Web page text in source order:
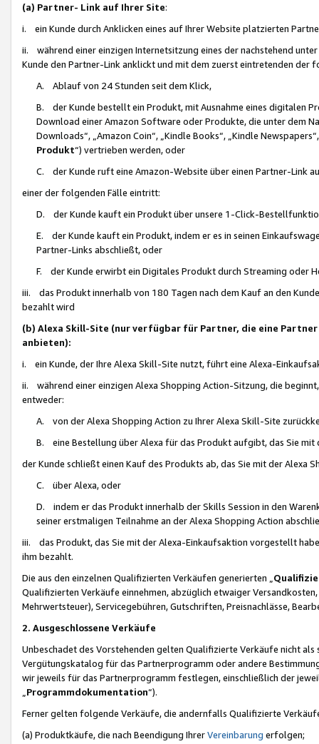
(a) Partner- Link auf Ihrer Site:
i. ein Kunde durch Anklicken eines auf Ihrer Website platzierten
ii. während einer einzigen Internetsitzung eines der nachstehend
Kunde den Partner-Link anklickt und mit dem zuerst eintretenden der
A. Ablauf von 24 Stunden seit dem Klick,
B. der Kunde bestellt ein Produkt, mit Ausnahme eines digitalen
Download einer Amazon Software oder Produkte, die unter dem
Downloads“, „Amazon Coin“, „Kindle Books“, „Kindle
Produkt“) vertrieben werden, oder
C. der Kunde ruft eine Amazon-Website über einen Partner-Link
einer der folgenden Fälle eintritt:
D. der Kunde kauft ein Produkt über unsere 1-Click-
E. der Kunde kauft ein Produkt, indem er es in seinen
Partner-Links abschließt, oder
F. der Kunde erwirbt ein Digitales Produkt durch Streaming oder
iii. das Produkt innerhalb von 180 Tagen nach dem Kauf an den
bezahlt wird
(b) Alexa Skill-Site (nur verfügbar für Partner, die eine
anbieten):
i. ein Kunde, der Ihre Alexa Skill-Site nutzt, führt eine Alexa-
ii. während einer einzigen Alexa Shopping Action-Sitzung, die
entweder:
A. von der Alexa Shopping Action zu Ihrer Alexa Skill-Site
B. eine Bestellung über Alexa für das Produkt aufgibt, das Sie mit
der Kunde schließt einen Kauf des Produkts ab, das Sie mit der Alexa
C. über Alexa, oder
D. indem er das Produkt innerhalb der Skills Session in den
seiner erstmaligen Teilnahme an der Alexa Shopping Action
iii. das Produkt, das Sie mit der Alexa-Einkaufsaktion vorgestellt
ihm bezahlt.
Die aus den einzelnen Qualifizierten Verkäufen generierten „
Qualifizierten Verkäufe einnehmen, abzüglich etwaiger
Mehrwertsteuer), Servicegebühren, Gutschriften, Preisnachlässe,
2. Ausgeschlossene Verkäufe
Unbeschadet des Vorstehenden gelten Qualifizierte Verkäufe nicht
Vergütungskatalog für das Partnerprogramm oder andere
wir jeweils für das Partnerprogramm festlegen, einschließlich der
Programmdokumentation“).
Ferner gelten folgende Verkäufe, die andernfalls Qualifizierte
(a) Produktkäufe, die nach Beendigung IhrerVereinbarung erfolgen;